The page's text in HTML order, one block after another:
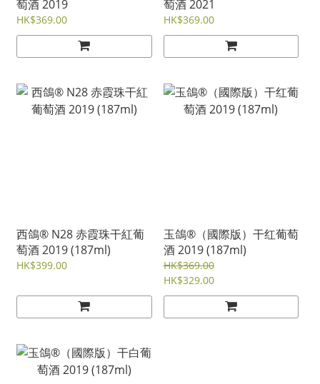
萄酒 2019
HK$369.00
萄酒 2021
HK$369.00
西鴿® N28 赤霞珠干紅葡
萄酒 2019 (187ml)
HK$399.00
玉鴿®（國際版）干红葡萄
酒 2019 (187ml)
HK$369.00
HK$329.00